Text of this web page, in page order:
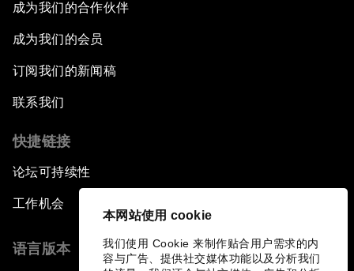
本网站使用 cookie
我们使用 Cookie 来制作贴合用户需求的内
容与广告、提供社交媒体功能以及分析我们
成为我们的合作伙伴
成为我们的会员
订阅我们的新闻稿
联系我们
快捷链接
论坛可持续性
工作机会
语言版本